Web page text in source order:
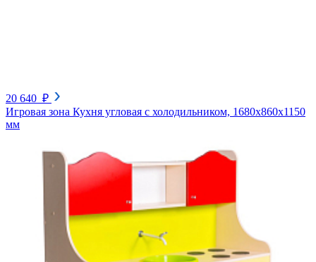
20 640 ₽
Игровая зона Кухня угловая с холодильником, 1680х860х1150
мм